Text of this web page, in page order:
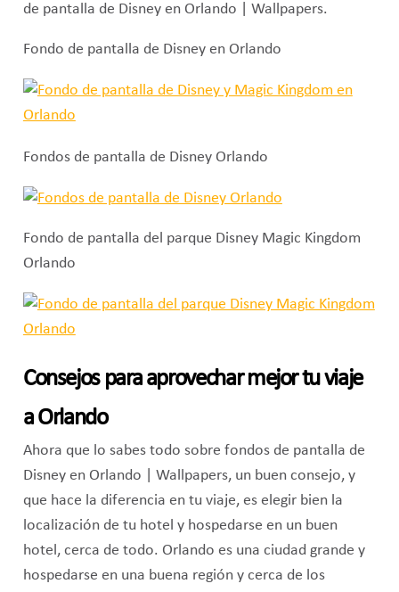
de pantalla de Disney en Orlando | Wallpapers.
Fondo de pantalla de Disney en Orlando
Fondos de pantalla de Disney Orlando
Fondo de pantalla del parque Disney Magic Kingdom
Orlando
Consejos para aprovechar mejor tu viaje
a Orlando
Ahora que lo sabes todo sobre fondos de pantalla de
Disney en Orlando | Wallpapers, un buen consejo, y
que hace la diferencia en tu viaje, es elegir bien la
localización de tu hotel y hospedarse en un buen
hotel, cerca de todo. Orlando es una ciudad grande y
hospedarse en una buena región y cerca de los